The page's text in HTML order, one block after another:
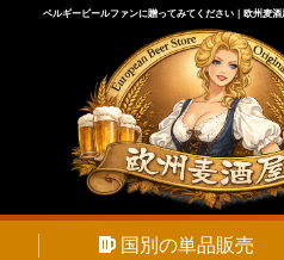
ベルギービールファンに贈ってみてください｜欧州麦酒
国別の単品販売